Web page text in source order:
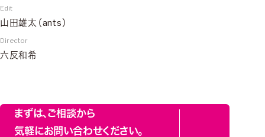
Edit
山田雄太（ants）
Director
六反和希
まずは、ご相談から
気軽にお問い合わせください。